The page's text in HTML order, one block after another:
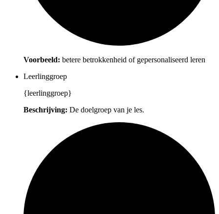
Voorbeeld: betere betrokkenheid of gepersonaliseerd leren
Leerlinggroep
{leerlinggroep}
Beschrijving: De doelgroep van je les.